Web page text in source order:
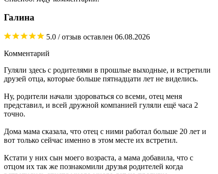
Галина
5.0 / отзыв оставлен 06.08.2026
Комментарий
Гуляли здесь с родителями в прошлые выходные, и встретили
друзей отца, которые больше пятнадцати лет не виделись.
Ну, родители начали здороваться со всеми, отец меня
представил, и всей дружной компанией гуляли ещё часа 2
точно.
Дома мама сказала, что отец с ними работал больше 20 лет и
вот только сейчас именно в этом месте их встретил.
Кстати у них сын моего возраста, а мама добавила, что с
отцом их так же познакомили друзья родителей когда